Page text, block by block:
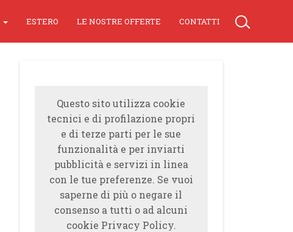
ESTERO LE NOSTRE OFFERTE CONTATTI
Questo sito utilizza cookie
tecnici e di profilazione propri
e di terze parti per le sue
funzionalità e per inviarti
pubblicità e servizi in linea
con le tue preferenze. Se vuoi
saperne di più o negare il
consenso a tutti o ad alcuni
cookie Privacy Policy.